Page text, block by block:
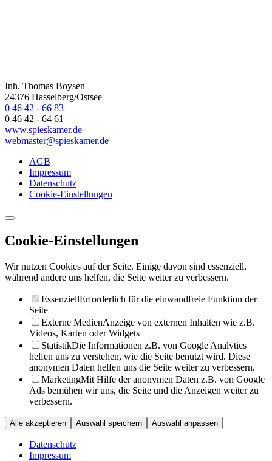
Inh. Thomas Boysen
24376 Hasselberg/Ostsee
0 46 42 - 66 83
0 46 42 - 64 61
www.spieskamer.de
webmaster@spieskamer.de
AGB
Impressum
Datenschutz
Cookie-Einstellungen
Cookie-Einstellungen
Wir nutzen Cookies auf der Seite. Einige davon sind essenziell,
während andere uns helfen, die Seite weiter zu verbessern.
EssenziellErforderlich für die einwandfreie Funktion der
Seite
Externe MedienAnzeige von externen Inhalten wie z.B.
Videos, Karten oder Widgets
StatistikDie Informationen z.B. von Google Analytics
helfen uns zu verstehen, wie die Seite benutzt wird. Diese
anonymen Daten helfen uns die Seite weiter zu verbessern.
MarketingMit Hilfe der anonymen Daten z.B. von Google
Ads bemühen wir uns, die Seite und die Anzeigen weiter zu
verbessern.
Alle akzeptieren Auswahl speichern Auswahl anpassen
Datenschutz
Impressum